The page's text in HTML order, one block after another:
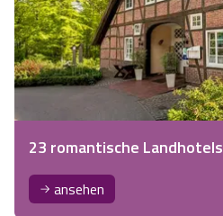
23 romantische Landhotels
ansehen